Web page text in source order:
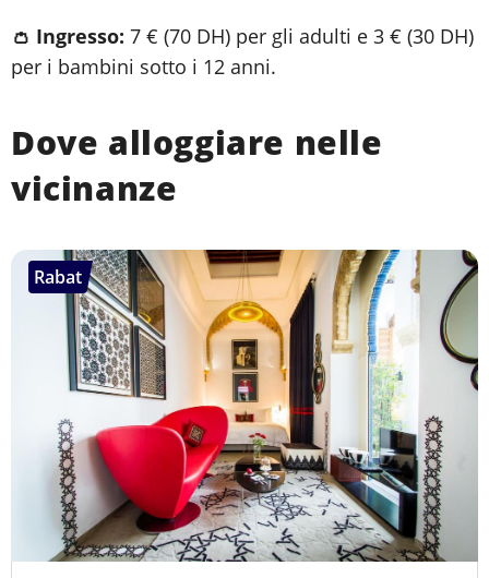
👛 Ingresso: 7 € (70 DH) per gli adulti e 3 € (30 DH)
per i bambini sotto i 12 anni.
Dove alloggiare nelle
vicinanze
Rabat